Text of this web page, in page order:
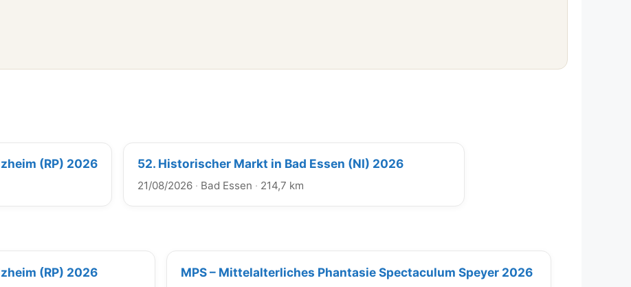
(RP) 2026 52. Historischer Markt in Bad Essen (NI) 2026
21/08/2026 · Bad Essen · 214,7 km
(RP) 2026 MPS – Mittelalterliches Phantasie Spectaculum Speyer 2026